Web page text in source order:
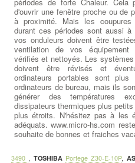
d'ouvrir une fenêtre proche ou de
à proximité. Mais les coupures
durant ces périodes sont aussi
vos onduleurs doivent être
ventilation de vos équipement
vérifiés et nettoyés. Les
doivent être révisés et
ordinateurs portables sont
ordinateurs de bureau, mais ils
générer des températures
dissipateurs thermiques plus
plus étroits. N'hésitez pas à les
adéquats. www.micro-hs.com
souhaite de bonnes et fraiches
3490 , TOSHIBA Portege Z30-E-10P,